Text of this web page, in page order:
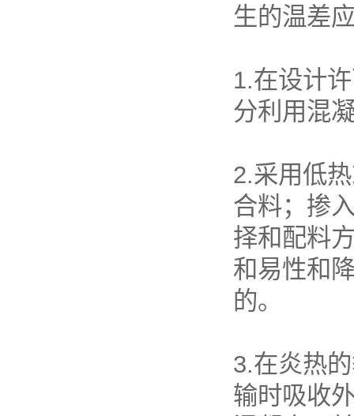
生的温差
1.在设计
分利用混
2.采用低
合料；掺
择和配料
和易性和
的。
3.在炎热
输时吸收